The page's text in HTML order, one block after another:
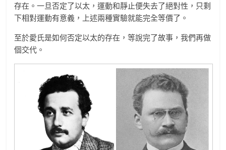
存在。一旦否定了以太，運動和靜止便失去了絕對性，只剩
下相對運動有意義，上述兩種實驗就能完全等價了。
至於愛氏是如何否定以太的存在，等說完了故事，我們再做
個交代。